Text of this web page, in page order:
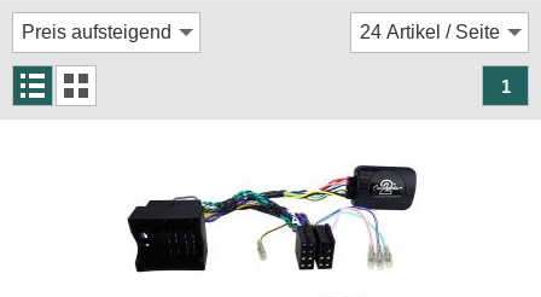
Navigationssoftware
Navigationssysteme 1